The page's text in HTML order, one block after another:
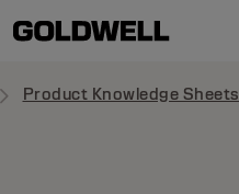
Product Knowledge Sheets